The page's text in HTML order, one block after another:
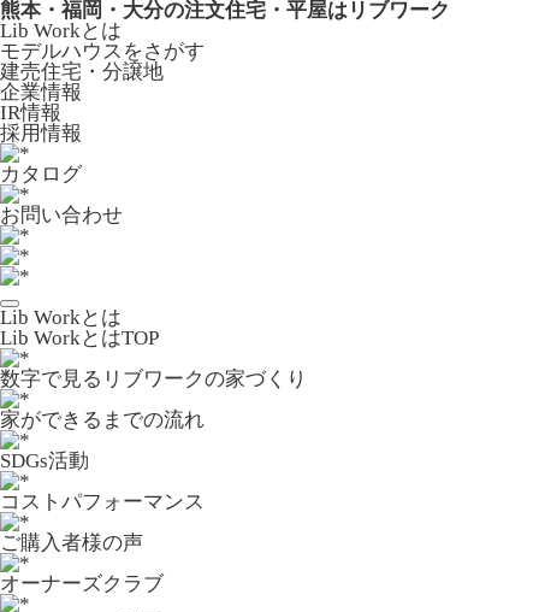
熊本・福岡・大分の注文住宅・平屋はリブワーク
Lib Workとは
モデルハウスをさがす
建売住宅・分譲地
企業情報
IR情報
採用情報
カタログ
お問い合わせ
Lib Workとは
Lib WorkとはTOP
数字で⾒るリブワークの家づくり
家ができるまでの流れ
SDGs活動
コストパフォーマンス
ご購入者様の声
オーナーズクラブ